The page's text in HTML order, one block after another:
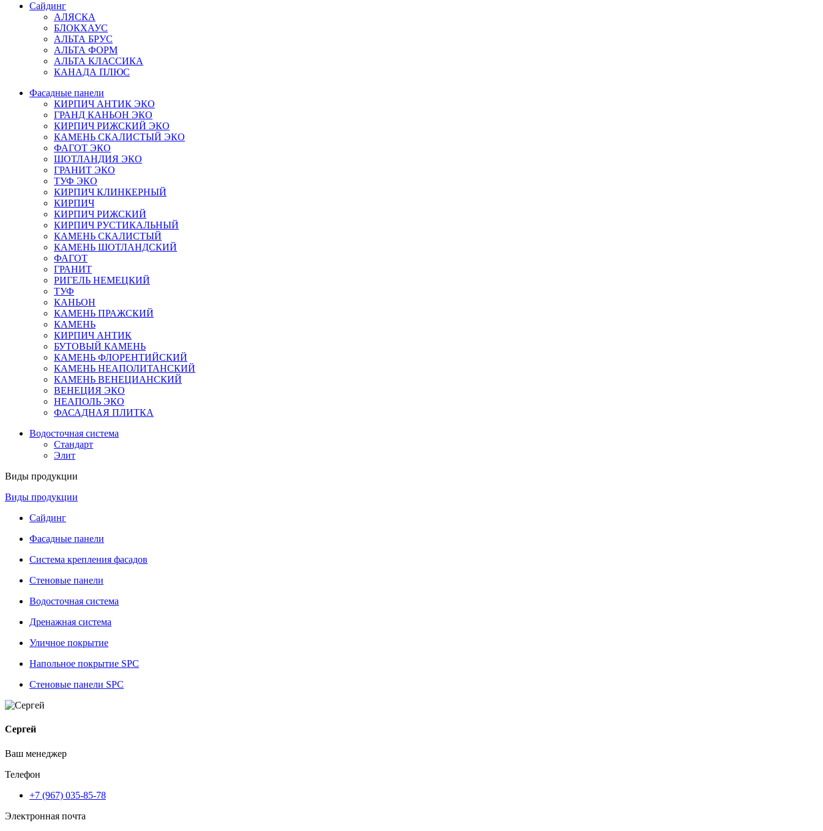
Сайдинг
АЛЯСКА
БЛОКХАУС
АЛЬТА БРУС
АЛЬТА ФОРМ
АЛЬТА КЛАССИКА
КАНАДА ПЛЮС
Фасадные панели
КИРПИЧ АНТИК ЭКО
ГРАНД КАНЬОН ЭКО
КИРПИЧ РИЖСКИЙ ЭКО
КАМЕНЬ СКАЛИСТЫЙ ЭКО
ФАГОТ ЭКО
ШОТЛАНДИЯ ЭКО
ГРАНИТ ЭКО
ТУФ ЭКО
КИРПИЧ КЛИНКЕРНЫЙ
КИРПИЧ
КИРПИЧ РИЖСКИЙ
КИРПИЧ РУСТИКАЛЬНЫЙ
КАМЕНЬ СКАЛИСТЫЙ
КАМЕНЬ ШОТЛАНДСКИЙ
ФАГОТ
ГРАНИТ
РИГЕЛЬ НЕМЕЦКИЙ
ТУФ
КАНЬОН
КАМЕНЬ ПРАЖСКИЙ
КАМЕНЬ
КИРПИЧ АНТИК
БУТОВЫЙ КАМЕНЬ
КАМЕНЬ ФЛОРЕНТИЙСКИЙ
КАМЕНЬ НЕАПОЛИТАНСКИЙ
КАМЕНЬ ВЕНЕЦИАНСКИЙ
ВЕНЕЦИЯ ЭКО
НЕАПОЛЬ ЭКО
ФАСАДНАЯ ПЛИТКА
Водосточная система
Стандарт
Элит
Виды продукции
Виды продукции
Сайдинг
Фасадные панели
Система крепления фасадов
Стеновые панели
Водосточная система
Дренажная система
Уличное покрытие
Напольное покрытие SPC
Стеновые панели SPC
Сергей
Ваш менеджер
Телефон
+7 (967) 035-85-78
Электронная почта